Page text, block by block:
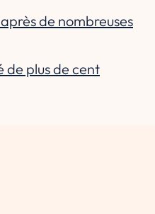
de nombreuses
de plus de cent